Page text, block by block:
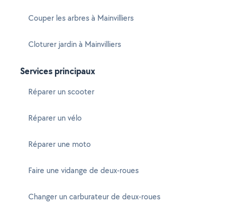
Couper les arbres à Mainvilliers
Cloturer jardin à Mainvilliers
Services principaux
Réparer un scooter
Réparer un vélo
Réparer une moto
Faire une vidange de deux-roues
Changer un carburateur de deux-roues